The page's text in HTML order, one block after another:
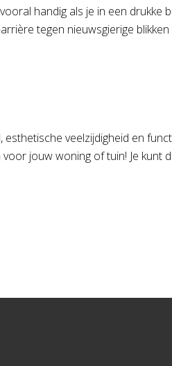
handig als je in een
tegen nieuwsgierige
veelzijdigheid en
jouw woning of tuin! Je kunt